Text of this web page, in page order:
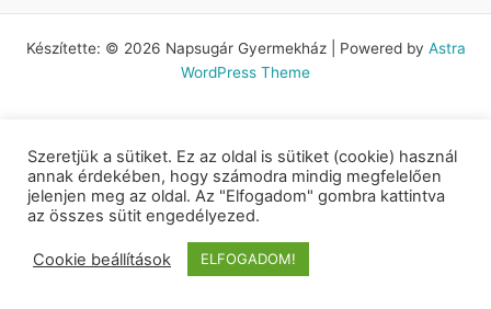
Készítette: © 2026 Napsugár Gyermekház | Powered by Astra
WordPress Theme
Szeretjük a sütiket. Ez az oldal is sütiket (cookie) használ
annak érdekében, hogy számodra mindig megfelelően
jelenjen meg az oldal. Az "Elfogadom" gombra kattintva
az összes sütit engedélyezed.
Cookie beállítások ELFOGADOM!